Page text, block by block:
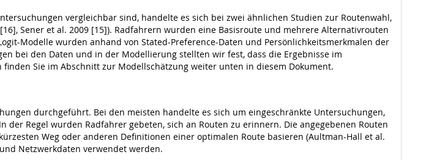
vergleichbar sind, handelte es sich bei zwei ähnlichen Studien zur Routenwahl,
Sener et al. 2009 [15]). Radfahrern wurden eine Basisroute und mehrere Alternativrouten
Modelle wurden anhand von Stated-Preference-Daten und Persönlichkeitsmerkmalen der
bei den Daten und in der Modellierung stellten wir fest, dass die Ergebnisse im
Sie im Abschnitt zur Modellschätzung weiter unten in diesem Dokument.
durchgeführt. Bei den meisten handelte es sich um eingeschränkte Untersuchungen,
Regel wurden Radfahrer gebeten, sich an Routen zu erinnern. Die angegebenen Routen
Weg oder anderen Definitionen einer optimalen Route basieren (Aultman-Hall et al.
Netzwerkdaten verwendet werden.